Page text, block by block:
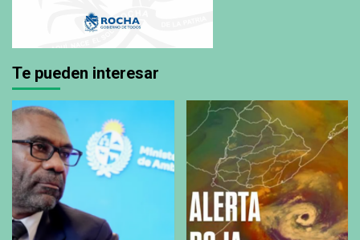
Te pueden interesar